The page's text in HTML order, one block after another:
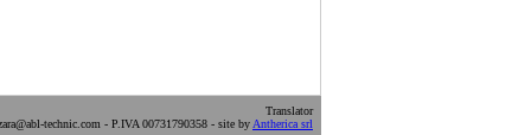
Translator
technic.com - P.IVA 00731790358 - site by Antherica srl